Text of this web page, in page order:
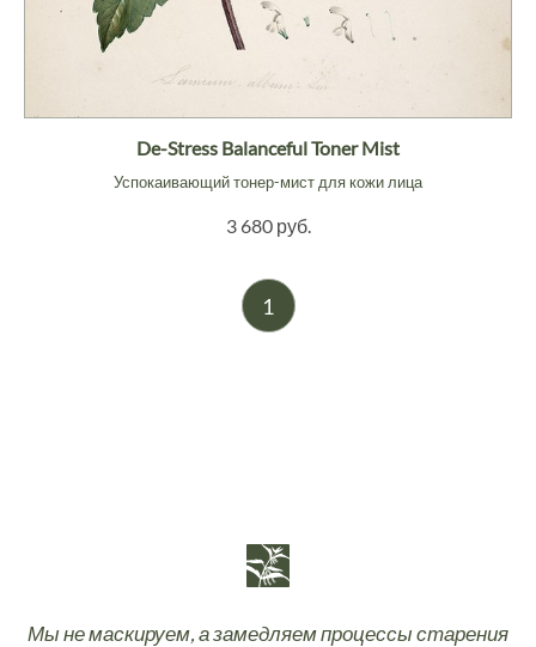
De-Stress Balanceful Toner Mist
Успокаивающий тонер-мист для кожи лица
3 680 руб.
1
Мы не маскируем, а замедляем процессы старения